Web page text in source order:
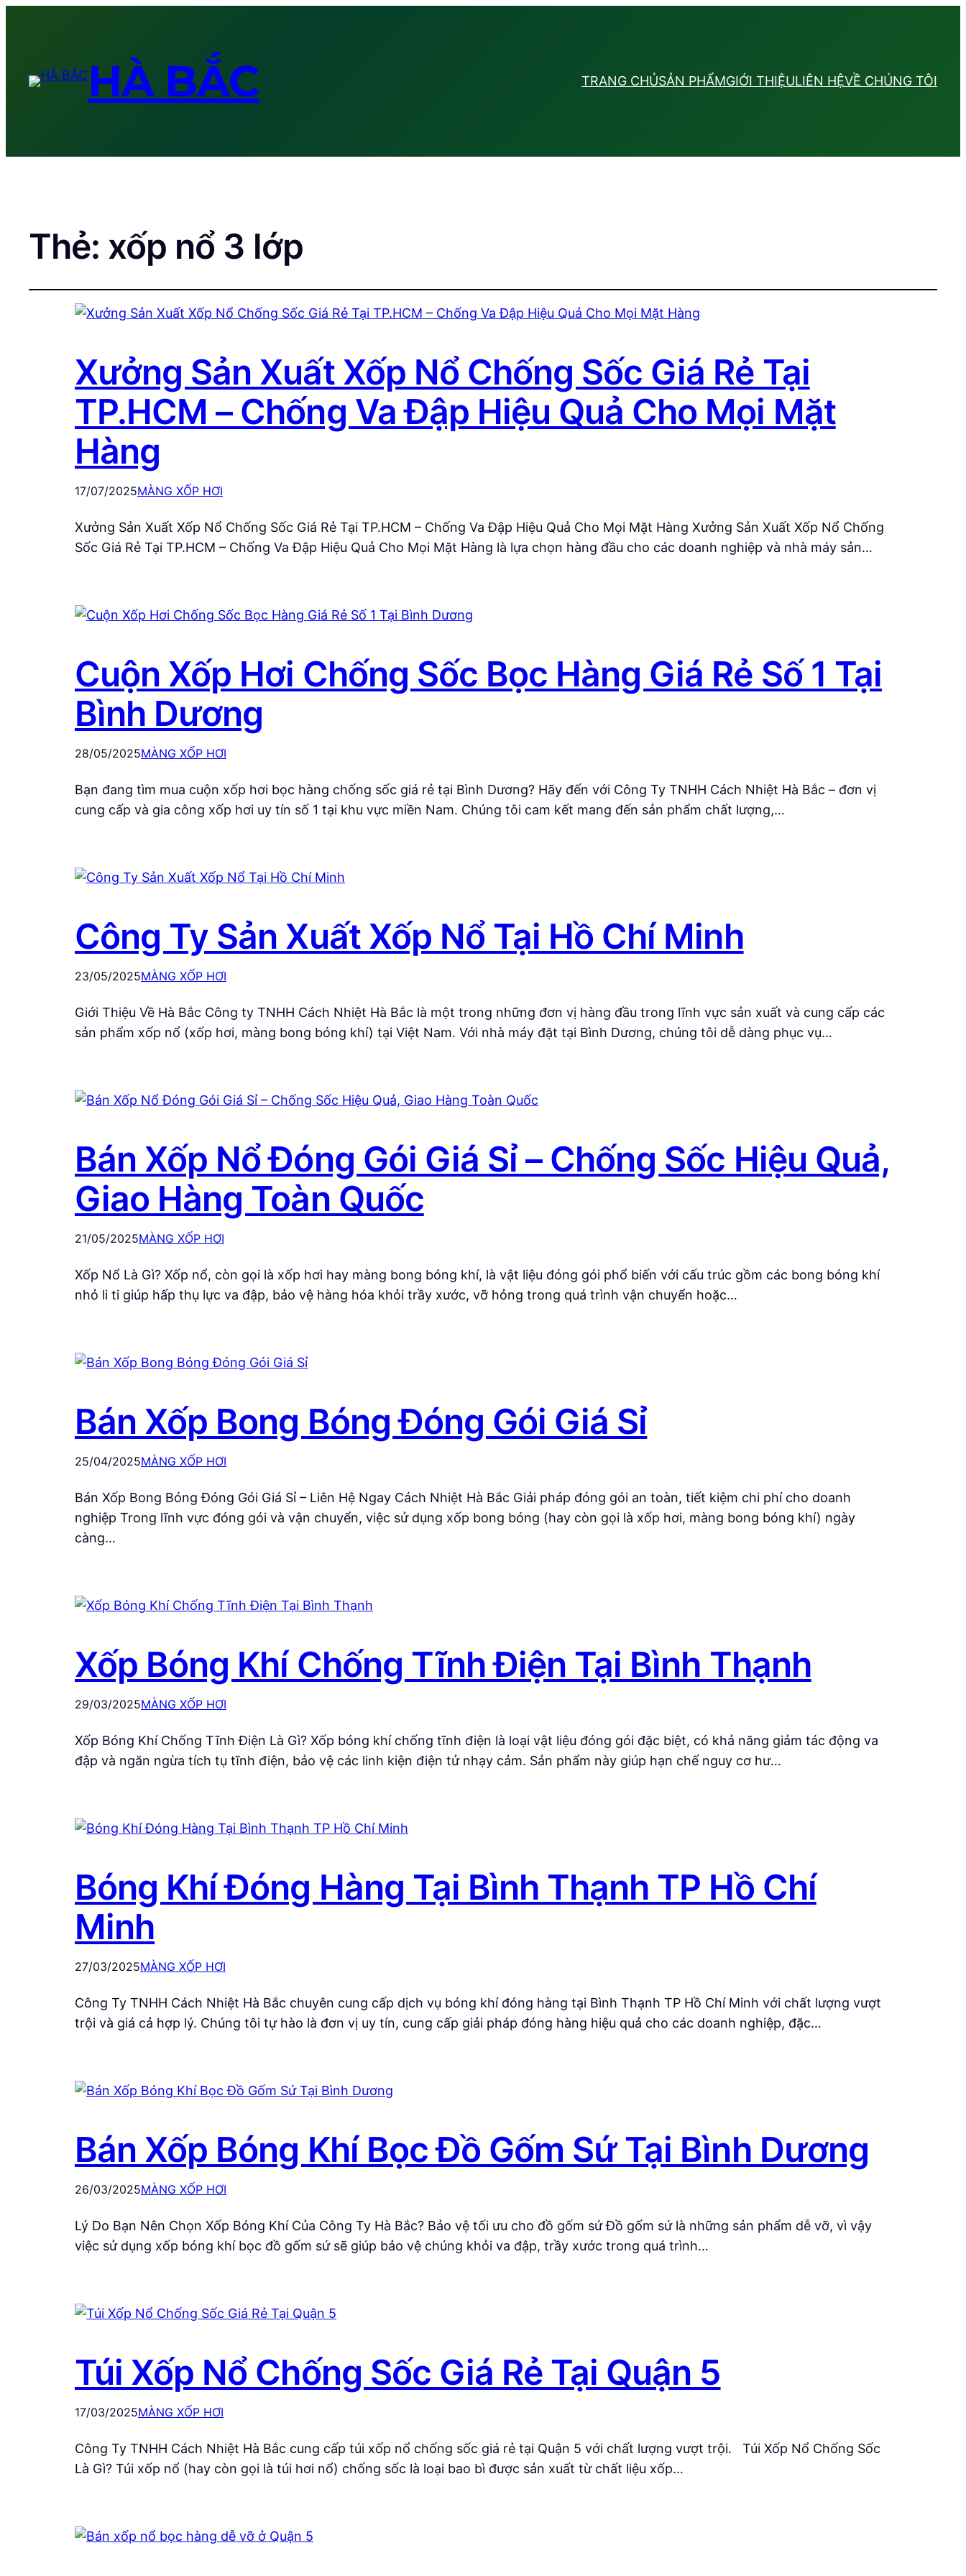
HÀ BẮC TRANG CHỦSẢN PHẨMGIỚI THIỆULIÊN HỆVỀ CHÚNG TÔI
Thẻ: xốp nổ 3 lớp
Xưởng Sản Xuất Xốp Nổ Chống Sốc Giá Rẻ Tại
TP.HCM – Chống Va Đập Hiệu Quả Cho Mọi Mặt
Hàng
17/07/2025MÀNG XỐP HƠI
Xưởng Sản Xuất Xốp Nổ Chống Sốc Giá Rẻ Tại TP.HCM – Chống Va Đập Hiệu Quả Cho Mọi Mặt Hàng Xưởng Sản Xuất Xốp Nổ Chống
Sốc Giá Rẻ Tại TP.HCM – Chống Va Đập Hiệu Quả Cho Mọi Mặt Hàng là lựa chọn hàng đầu cho các doanh nghiệp và nhà máy sản…
Cuộn Xốp Hơi Chống Sốc Bọc Hàng Giá Rẻ Số 1 Tại
Bình Dương
28/05/2025MÀNG XỐP HƠI
Bạn đang tìm mua cuộn xốp hơi bọc hàng chống sốc giá rẻ tại Bình Dương? Hãy đến với Công Ty TNHH Cách Nhiệt Hà Bắc – đơn vị
cung cấp và gia công xốp hơi uy tín số 1 tại khu vực miền Nam. Chúng tôi cam kết mang đến sản phẩm chất lượng,…
Công Ty Sản Xuất Xốp Nổ Tại Hồ Chí Minh
23/05/2025MÀNG XỐP HƠI
Giới Thiệu Về Hà Bắc Công ty TNHH Cách Nhiệt Hà Bắc là một trong những đơn vị hàng đầu trong lĩnh vực sản xuất và cung cấp các
sản phẩm xốp nổ (xốp hơi, màng bong bóng khí) tại Việt Nam. Với nhà máy đặt tại Bình Dương, chúng tôi dễ dàng phục vụ…
Bán Xốp Nổ Đóng Gói Giá Sỉ – Chống Sốc Hiệu Quả,
Giao Hàng Toàn Quốc
21/05/2025MÀNG XỐP HƠI
Xốp Nổ Là Gì? Xốp nổ, còn gọi là xốp hơi hay màng bong bóng khí, là vật liệu đóng gói phổ biến với cấu trúc gồm các bong bóng khí
nhỏ li ti giúp hấp thụ lực va đập, bảo vệ hàng hóa khỏi trầy xước, vỡ hỏng trong quá trình vận chuyển hoặc…
Bán Xốp Bong Bóng Đóng Gói Giá Sỉ
25/04/2025MÀNG XỐP HƠI
Bán Xốp Bong Bóng Đóng Gói Giá Sỉ – Liên Hệ Ngay Cách Nhiệt Hà Bắc Giải pháp đóng gói an toàn, tiết kiệm chi phí cho doanh
nghiệp Trong lĩnh vực đóng gói và vận chuyển, việc sử dụng xốp bong bóng (hay còn gọi là xốp hơi, màng bong bóng khí) ngày
càng…
Xốp Bóng Khí Chống Tĩnh Điện Tại Bình Thạnh
29/03/2025MÀNG XỐP HƠI
Xốp Bóng Khí Chống Tĩnh Điện Là Gì? Xốp bóng khí chống tĩnh điện là loại vật liệu đóng gói đặc biệt, có khả năng giảm tác động va
đập và ngăn ngừa tích tụ tĩnh điện, bảo vệ các linh kiện điện tử nhạy cảm. Sản phẩm này giúp hạn chế nguy cơ hư…
Bóng Khí Đóng Hàng Tại Bình Thạnh TP Hồ Chí
Minh
27/03/2025MÀNG XỐP HƠI
Công Ty TNHH Cách Nhiệt Hà Bắc chuyên cung cấp dịch vụ bóng khí đóng hàng tại Bình Thạnh TP Hồ Chí Minh với chất lượng vượt
trội và giá cả hợp lý. Chúng tôi tự hào là đơn vị uy tín, cung cấp giải pháp đóng hàng hiệu quả cho các doanh nghiệp, đặc…
Bán Xốp Bóng Khí Bọc Đồ Gốm Sứ Tại Bình Dương
26/03/2025MÀNG XỐP HƠI
Lý Do Bạn Nên Chọn Xốp Bóng Khí Của Công Ty Hà Bắc? Bảo vệ tối ưu cho đồ gốm sứ Đồ gốm sứ là những sản phẩm dễ vỡ, vì vậy
việc sử dụng xốp bóng khí bọc đồ gốm sứ sẽ giúp bảo vệ chúng khỏi va đập, trầy xước trong quá trình…
Túi Xốp Nổ Chống Sốc Giá Rẻ Tại Quận 5
17/03/2025MÀNG XỐP HƠI
Công Ty TNHH Cách Nhiệt Hà Bắc cung cấp túi xốp nổ chống sốc giá rẻ tại Quận 5 với chất lượng vượt trội. Túi Xốp Nổ Chống Sốc
Là Gì? Túi xốp nổ (hay còn gọi là túi hơi nổ) chống sốc là loại bao bì được sản xuất từ chất liệu xốp…